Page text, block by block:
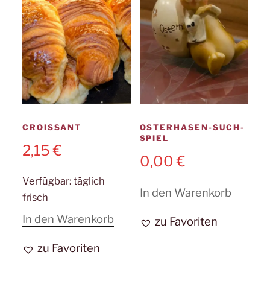
CROISSANT
2,15€
Verfügbar: täglich
frisch
In den Warenkorb
zu Favoriten
OSTERHASEN-SUCH-
SPIEL
0,00€
In den Warenkorb
zu Favoriten